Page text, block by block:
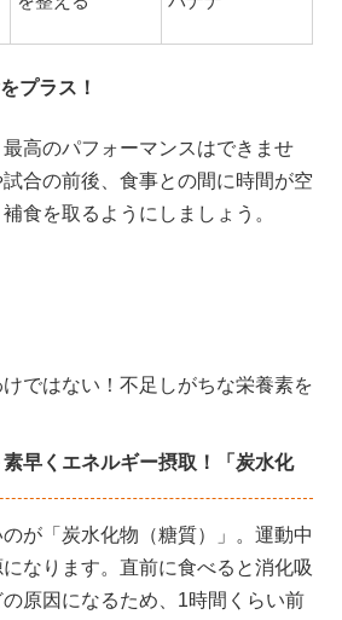
プラス！
高のパフォーマンスはできませ
合の前後、食事との間に時間が空
食を取るようにしましょう。
ではない！不足しがちな栄養素を
早くエネルギー摂取！「炭水化
が「炭水化物（糖質）」。運動中
なります。直前に食べると消化吸
原因になるため、1時間くらい前